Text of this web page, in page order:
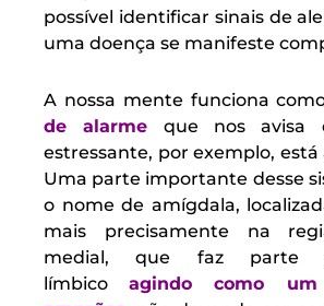
possível identificar sinais de
uma doença se manifeste
A nossa mente funciona
de alarme
que nos avisa
estressante, por exemplo,
Uma parte importante desse
o nome de amígdala,
mais precisamente na
medial, que faz parte
límbicoagindo como